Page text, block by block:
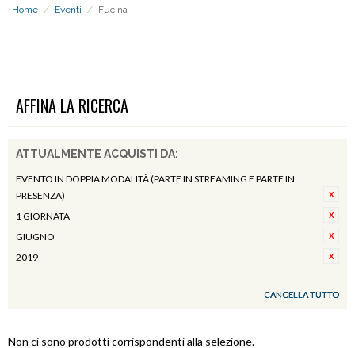
Home / Eventi / Fucina
AFFINA LA RICERCA
ATTUALMENTE ACQUISTI DA:
EVENTO IN DOPPIA MODALITÀ (PARTE IN STREAMING E PARTE IN
PRESENZA)
1 GIORNATA
GIUGNO
2019
CANCELLA TUTTO
Non ci sono prodotti corrispondenti alla selezione.